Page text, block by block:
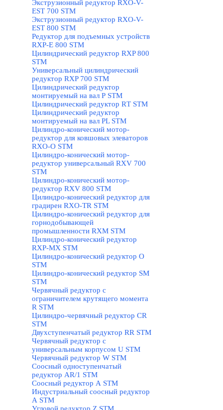
Экструзионный редуктор RXO-V-
EST 700 STM
Экструзионный редуктор RXO-V-
EST 800 STM
Редуктор для подъемных устройств
RXP-E 800 STM
Цилиндрический редуктор RXP 800
STM
Универсальный цилиндрический
редуктор RXP 700 STM
Цилиндрический редуктор
монтируемый на вал Р STM
Цилиндрический редуктор RТ STM
Цилиндрический редуктор
монтируемый на вал РL STM
Цилиндро-конический мотор-
редуктор для ковшовых элеваторов
RXO-O STM
Цилиндро-конический мотор-
редуктор универсальный RXV 700
STM
Цилиндро-конический мотор-
редуктор RXV 800 STM
Цилиндро-конический редуктор для
градирен RXO-TR STM
Цилиндро-конический редуктор для
горнодобывающей
промышленности RXМ STM
Цилиндро-конический редуктор
RXP-MX STM
Цилиндро-конический редуктор О
STM
Цилиндро-конический редуктор SM
STM
Червячный редуктор с
ограничителем крутящего момента
R STM
Цилиндро-червячный редуктор СR
STM
Двухступенчатый редуктор RR STM
Червячный редуктор с
универсальным корпусом U STM
Червячный редуктор W STM
Соосный одноступенчатый
редуктор AR/1 STM
Соосный редуктор А STM
Индустриальный соосный редуктор
А STM